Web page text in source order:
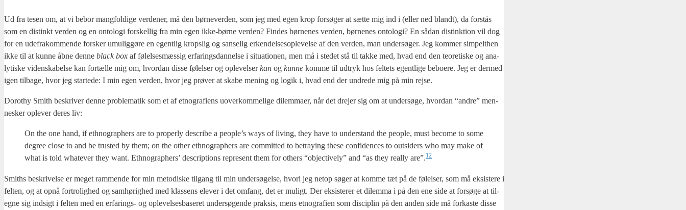
Ud fra tesen om, at vi bebor mang­fol­di­ge ver­de­ner, må den bør­ne­ver­den, som jeg med egen krop for­sø­ger at sæt­te mig ind i (eller ned blandt), da for­stås
som en distinkt ver­den og en onto­lo­gi for­skel­lig fra min egen ikke-bør­ne ver­den? Fin­des bør­ne­nes ver­den, bør­ne­nes onto­lo­gi? En sådan distink­tion vil dog
for en ude­frakom­men­de for­sker umu­lig­gø­re en egent­lig krops­lig og san­se­lig erken­del­ses­op­le­vel­se af den ver­den, man under­sø­ger. Jeg kom­mer sim­pelt­hen
ikke til at kun­ne åbne den­ne bla­ck box af følel­ses­mæs­sig erfa­rings­dan­nel­se i situ­a­tio­nen, men må i ste­det stå til tak­ke med, hvad end den teo­re­ti­ske og ana­
ly­ti­ske viden­ska­bel­se kan for­tæl­le mig om, hvor­dan dis­se følel­ser og ople­vel­serkan og kun­ne kom­me til udtryk hos fel­tets egent­li­ge bebo­e­re. Jeg er der­med
igen til­ba­ge, hvor jeg star­te­de: I min egen ver­den, hvor jeg prø­ver at ska­be mening og logik i, hvad end der undre­de mig på min rej­se.
Dor­o­t­hy Smith beskri­ver den­ne pro­ble­ma­tik som et af etno­gra­fi­ens uover­kom­me­li­ge dilem­ma­er, når det dre­jer sig om at under­sø­ge, hvor­dan “andre” men­
ne­sker ople­ver deres liv:
On the one hand, if eth­no­grap­hers are to pro­per­ly descri­be a peop­le’s ways of living, they have to under­stand the peo­ple, must become to some
degree clo­se to and be tru­sted by them; on the other eth­no­grap­hers are com­mit­ted to betraying these con­fi­den­ces to out­si­ders who may make of
what is told what­ever they want. Eth­no­grap­hers’ descrip­tions rep­re­sent them for others “objecti­ve­ly” and “as they real­ly are”.12
Smit­hs beskri­vel­se er meget ram­men­de for min meto­di­ske til­gang til min under­sø­gel­se, hvori jeg net­op søger at kom­me tæt på de følel­ser, som må eksi­ste­re i
fel­ten, og at opnå for­tro­lig­hed og sam­hø­rig­hed med klas­sens ele­ver i det omfang, det er muligt. Der eksi­ste­rer et dilem­ma i på den ene side at for­sø­ge at til­
eg­ne sig ind­sigt i fel­ten med en erfa­rings- og ople­vel­ses­ba­se­ret under­sø­gen­de prak­sis, mens etno­gra­fi­en som disci­plin på den anden side må for­ka­ste dis­se